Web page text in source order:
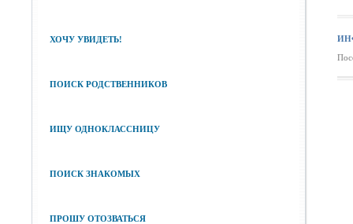
ХОЧУ УВИДЕТЬ!
ПОИСК РОДСТВЕННИКОВ
ИЩУ ОДНОКЛАССНИЦУ
ПОИСК ЗНАКОМЫХ
ПРОШУ ОТОЗВАТЬСЯ